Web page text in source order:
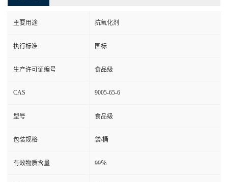
主要用途 抗氧化剂
执行标准 国标
生产许可证编号 食品级
CAS 9005-65-6
型号 食品级
包装规格 袋/桶
有效物质含量 99％